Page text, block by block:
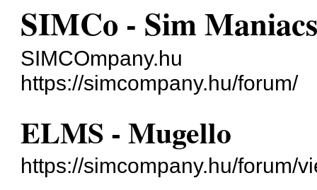
SIMCo - Sim
SIMCOmpany.hu
https://simcompany.hu/forum/
ELMS - Mugello
https://simcompany.hu/forum/